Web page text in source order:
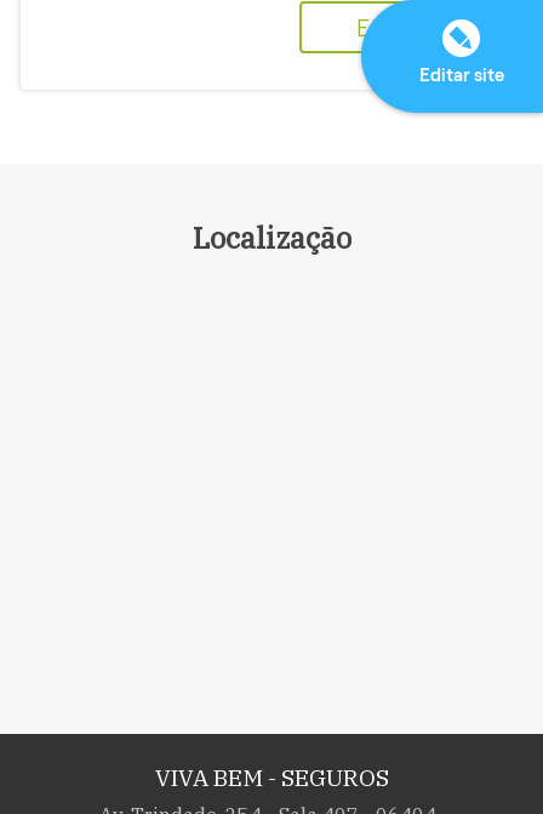
ENVIAR
Localização
VIVA BEM - SEGUROS
Editar site